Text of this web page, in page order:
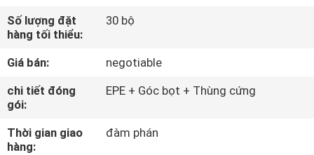
THAM
QUAN
NHÀ
MÁY
Số lượng đặt
hàng tối thiểu:
30 bộ
Giá bán:
negotiable
chi tiết đóng
gói:
EPE + Góc bọt + Thùng cứng
Thời gian giao
hàng:
đàm phán